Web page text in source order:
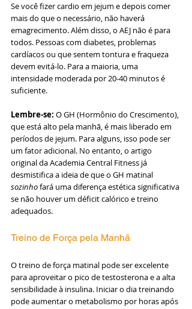
Se você fizer cardio em jejum e depois comer
mais do que o necessário, não haverá
emagrecimento. Além disso, o AEJ não é para
todos. Pessoas com diabetes, problemas
cardíacos ou que sentem tontura e fraqueza
devem evitá-lo. Para a maioria, uma
intensidade moderada por 20-40 minutos é
suficiente.
Lembre-se: O GH (Hormônio do Crescimento),
que está alto pela manhã, é mais liberado em
períodos de jejum. Para alguns, isso pode ser
um fator adicional. No entanto, o artigo
original da Academia Central Fitness já
desmistifica a ideia de que o GH matinal
sozinho fará uma diferença estética significativa
se não houver um déficit calórico e treino
adequados.
Treino de Força pela Manhã
O treino de força matinal pode ser excelente
para aproveitar o pico de testosterona e a alta
sensibilidade à insulina. Iniciar o dia treinando
pode aumentar o metabolismo por horas após